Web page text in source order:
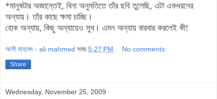
*মানুষটার অজান্তেই, বিনা অনুমতিতে তাঁর ছবি তুলেছি, এটা একধরনের
অন্যায়। তাঁর কাছে ক্ষমা চাচ্ছি।
হোক অন্যায়, কিছু অন্যায়েও সুখ। এমন অন্যায় বারবার করলেই কী!
আলী মাহমেদ - ali mahmed সময় 5:27 PM No comments:
Share
Wednesday, November 25, 2009